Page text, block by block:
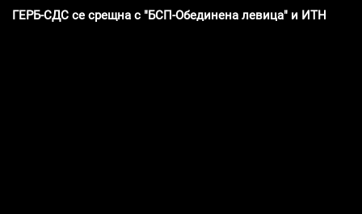
ГЕРБ-СДС се срещна с "БСП-Обединена левица" и ИТН